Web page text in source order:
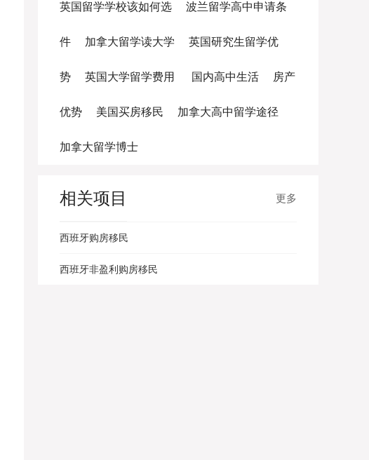
英国留学学校该如何选 波兰留学高中申请条
件 加拿大留学读大学 英国研究生留学优
势 英国大学留学费用 国内高中生活 房产
优势 美国买房移民 加拿大高中留学途径
加拿大留学博士
相关项目 更多
西班牙购房移民
西班牙非盈利购房移民